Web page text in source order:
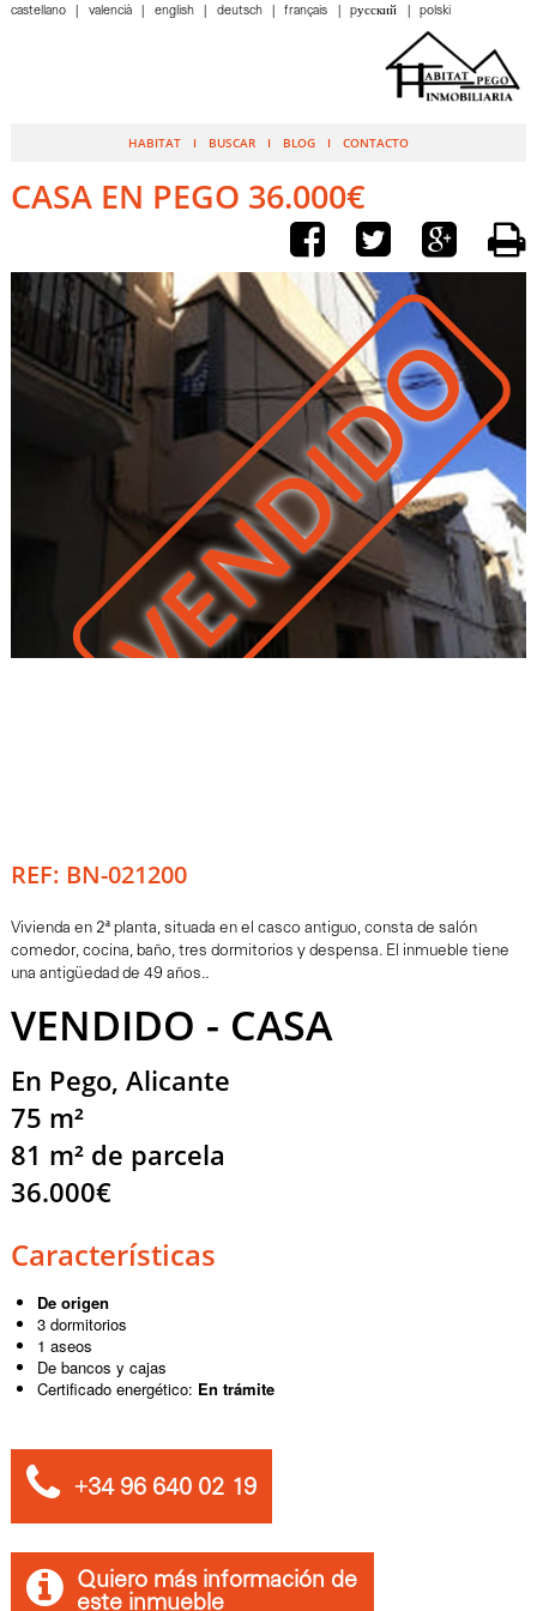
HABITAT BUSCAR BLOG CONTACTO
castellano valencià english deutsch français pусский polski
CASA EN PEGO 36.000€
VENDIDO
REF: BN-021200
Vivienda en 2ª planta, situada en el casco antiguo, consta de salón
comedor, cocina, baño, tres dormitorios y despensa. El inmueble tiene
una antigüedad de 49 años..
VENDIDO - CASA
En Pego, Alicante
75 m²
81 m² de parcela
36.000€
Características
De origen
3 dormitorios
1 aseos
De bancos y cajas
Certificado energético: En trámite
+34 96 640 02 19
Quiero más información de
este inmueble